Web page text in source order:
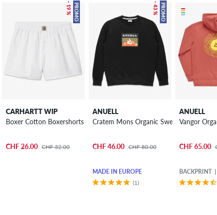
PROMO
– 19 %
CARHARTT WIP
Boxer Cotton Boxershorts
CHF 26.00 CHF 32.00
PROMO
– 43 %
ANUELL
Cratem Mons Organic Sweatshirt
CHF 46.00 CHF 80.00
MADE IN EUROPE
(1)
ANUELL
Vangor
CHF 65.00
BACKPRINT